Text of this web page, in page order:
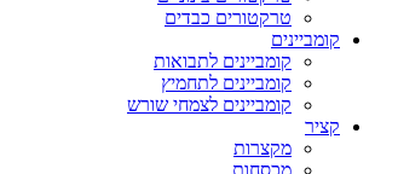
טרקטורים כבדים
קומביינים
קומביינים לתבואות
קומביינים לתחמיץ
קומביינים לצמחי שורש
קציר
מקצרות
מכסחות